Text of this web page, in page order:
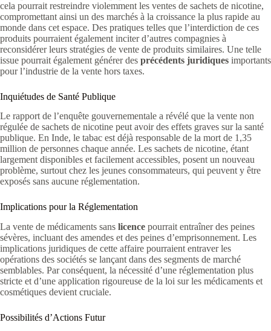
cela pourrait restreindre violemment les ventes de sachets de nicotine,
compromettant ainsi un des marchés à la croissance la plus rapide au
monde dans cet espace. Des pratiques telles que l’interdiction de ces
produits pourraient également inciter d’autres compagnies à
reconsidérer leurs stratégies de vente de produits similaires. Une telle
issue pourrait également générer des précédents juridiques importants
pour l’industrie de la vente hors taxes.
Inquiétudes de Santé Publique
Le rapport de l’enquête gouvernementale a révélé que la vente non
régulée de sachets de nicotine peut avoir des effets graves sur la santé
publique. En Inde, le tabac est déjà responsable de la mort de 1,35
million de personnes chaque année. Les sachets de nicotine, étant
largement disponibles et facilement accessibles, posent un nouveau
problème, surtout chez les jeunes consommateurs, qui peuvent y être
exposés sans aucune réglementation.
Implications pour la Réglementation
La vente de médicaments sans licence pourrait entraîner des peines
sévères, incluant des amendes et des peines d’emprisonnement. Les
implications juridiques de cette affaire pourraient entraver les
opérations des sociétés se lançant dans des segments de marché
semblables. Par conséquent, la nécessité d’une réglementation plus
stricte et d’une application rigoureuse de la loi sur les médicaments et
cosmétiques devient cruciale.
Possibilités d’Actions Futur